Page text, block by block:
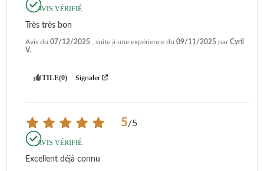
AVIS VÉRIFIÉ
Très très bon
Avis du 07/12/2025 , suite à une expérience du 09/11/2025 parCyril
V.
UTILE(0) Signaler
5/5
AVIS VÉRIFIÉ
Excellent déjà connu